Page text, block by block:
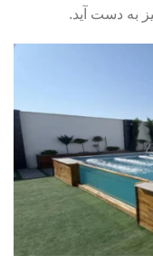
به دست آید.